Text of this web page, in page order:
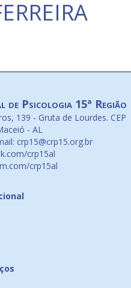
de Psicologia 15ª Região
139 - Gruta de Lourdes. CEP
- AL
crp15@crp15.org.br
crp15al
crp15al